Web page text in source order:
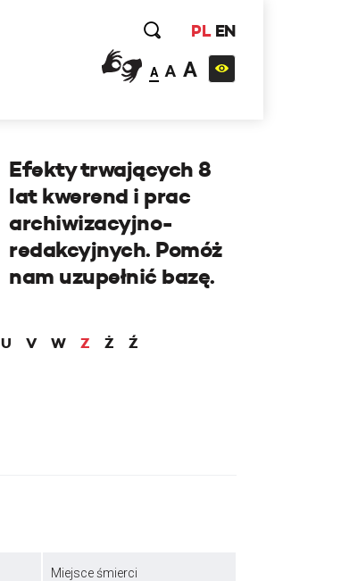
PL EN
A A A
Efekty trwających 8
lat kwerend i prac
archiwizacyjno-
redakcyjnych. Pomóż
nam uzupełnić bazę.
U V W Z Ż
Ź
Miejsce śmierci